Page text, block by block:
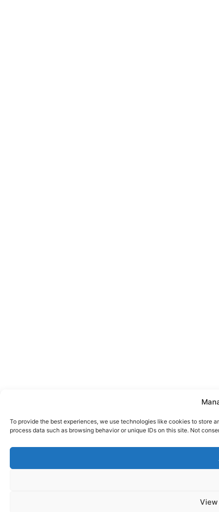
To provide the best experiences, we use technologies like cookies to store
process data such as browsing behavior or unique IDs on this site. Not